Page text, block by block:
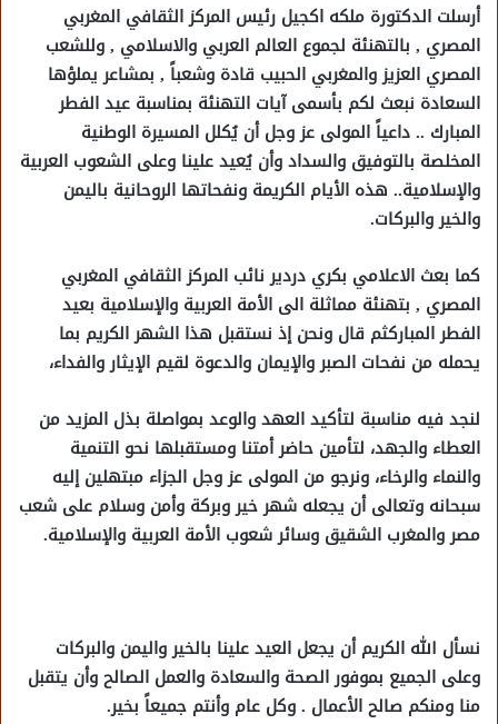
أرسلت الدكتورة ملكه اكجيل رئيس المركز الثقافي المغربي
المصري , بالتهنئة لجموع العالم العربي والاسلامي , وللشعب
المصري العزيز والمغربي الحبيب قادة وشعباً , بمشاعر يملؤها
السعادة نبعث لكم بأسمى آيات التهنئة بمناسبة عيد الفطر
المبارك .. داعياً المولى عز وجل أن يُكلل المسيرة الوطنية
المخلصة بالتوفيق والسداد وأن يُعيد علينا وعلى الشعوب العربية
والإسلامية.. هذه الأيام الكريمة ونفحاتها الروحانية باليمن
والخير والبركات.
كما بعث الاعلامي بكري دردير نائب المركز الثقافي المغربي
المصري , بتهنئة مماثلة الى الأمة العربية والإسلامية بعيد
الفطر المباركثم قال ونحن إذ نستقبل هذا الشهر الكريم بما
يحمله من نفحات الصبر والإيمان والدعوة لقيم الإيثار والفداء،
لنجد فيه مناسبة لتأكيد العهد والوعد بمواصلة بذل المزيد من
العطاء والجهد، لتأمين حاضر أمتنا ومستقبلها نحو التنمية
والنماء والرخاء، ونرجو من المولى عز وجل الجزاء مبتهلين إليه
سبحانه وتعالى أن يجعله شهر خير وبركة وأمن وسلام على شعب
مصر والمغرب الشقيق وسائر شعوب الأمة العربية والإسلامية.
نسأل الله الكريم أن يجعل العيد علينا بالخير واليمن والبركات
وعلى الجميع بموفور الصحة والسعادة والعمل الصالح وأن يتقبل
منا ومنكم صالح الأعمال . وكل عام وأنتم جميعاً بخير.